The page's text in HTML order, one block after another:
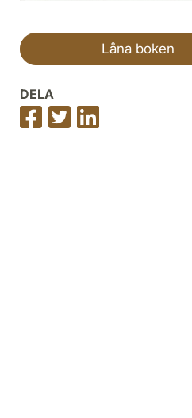
Låna boken
DELA
Dela
på
Dela
på
på